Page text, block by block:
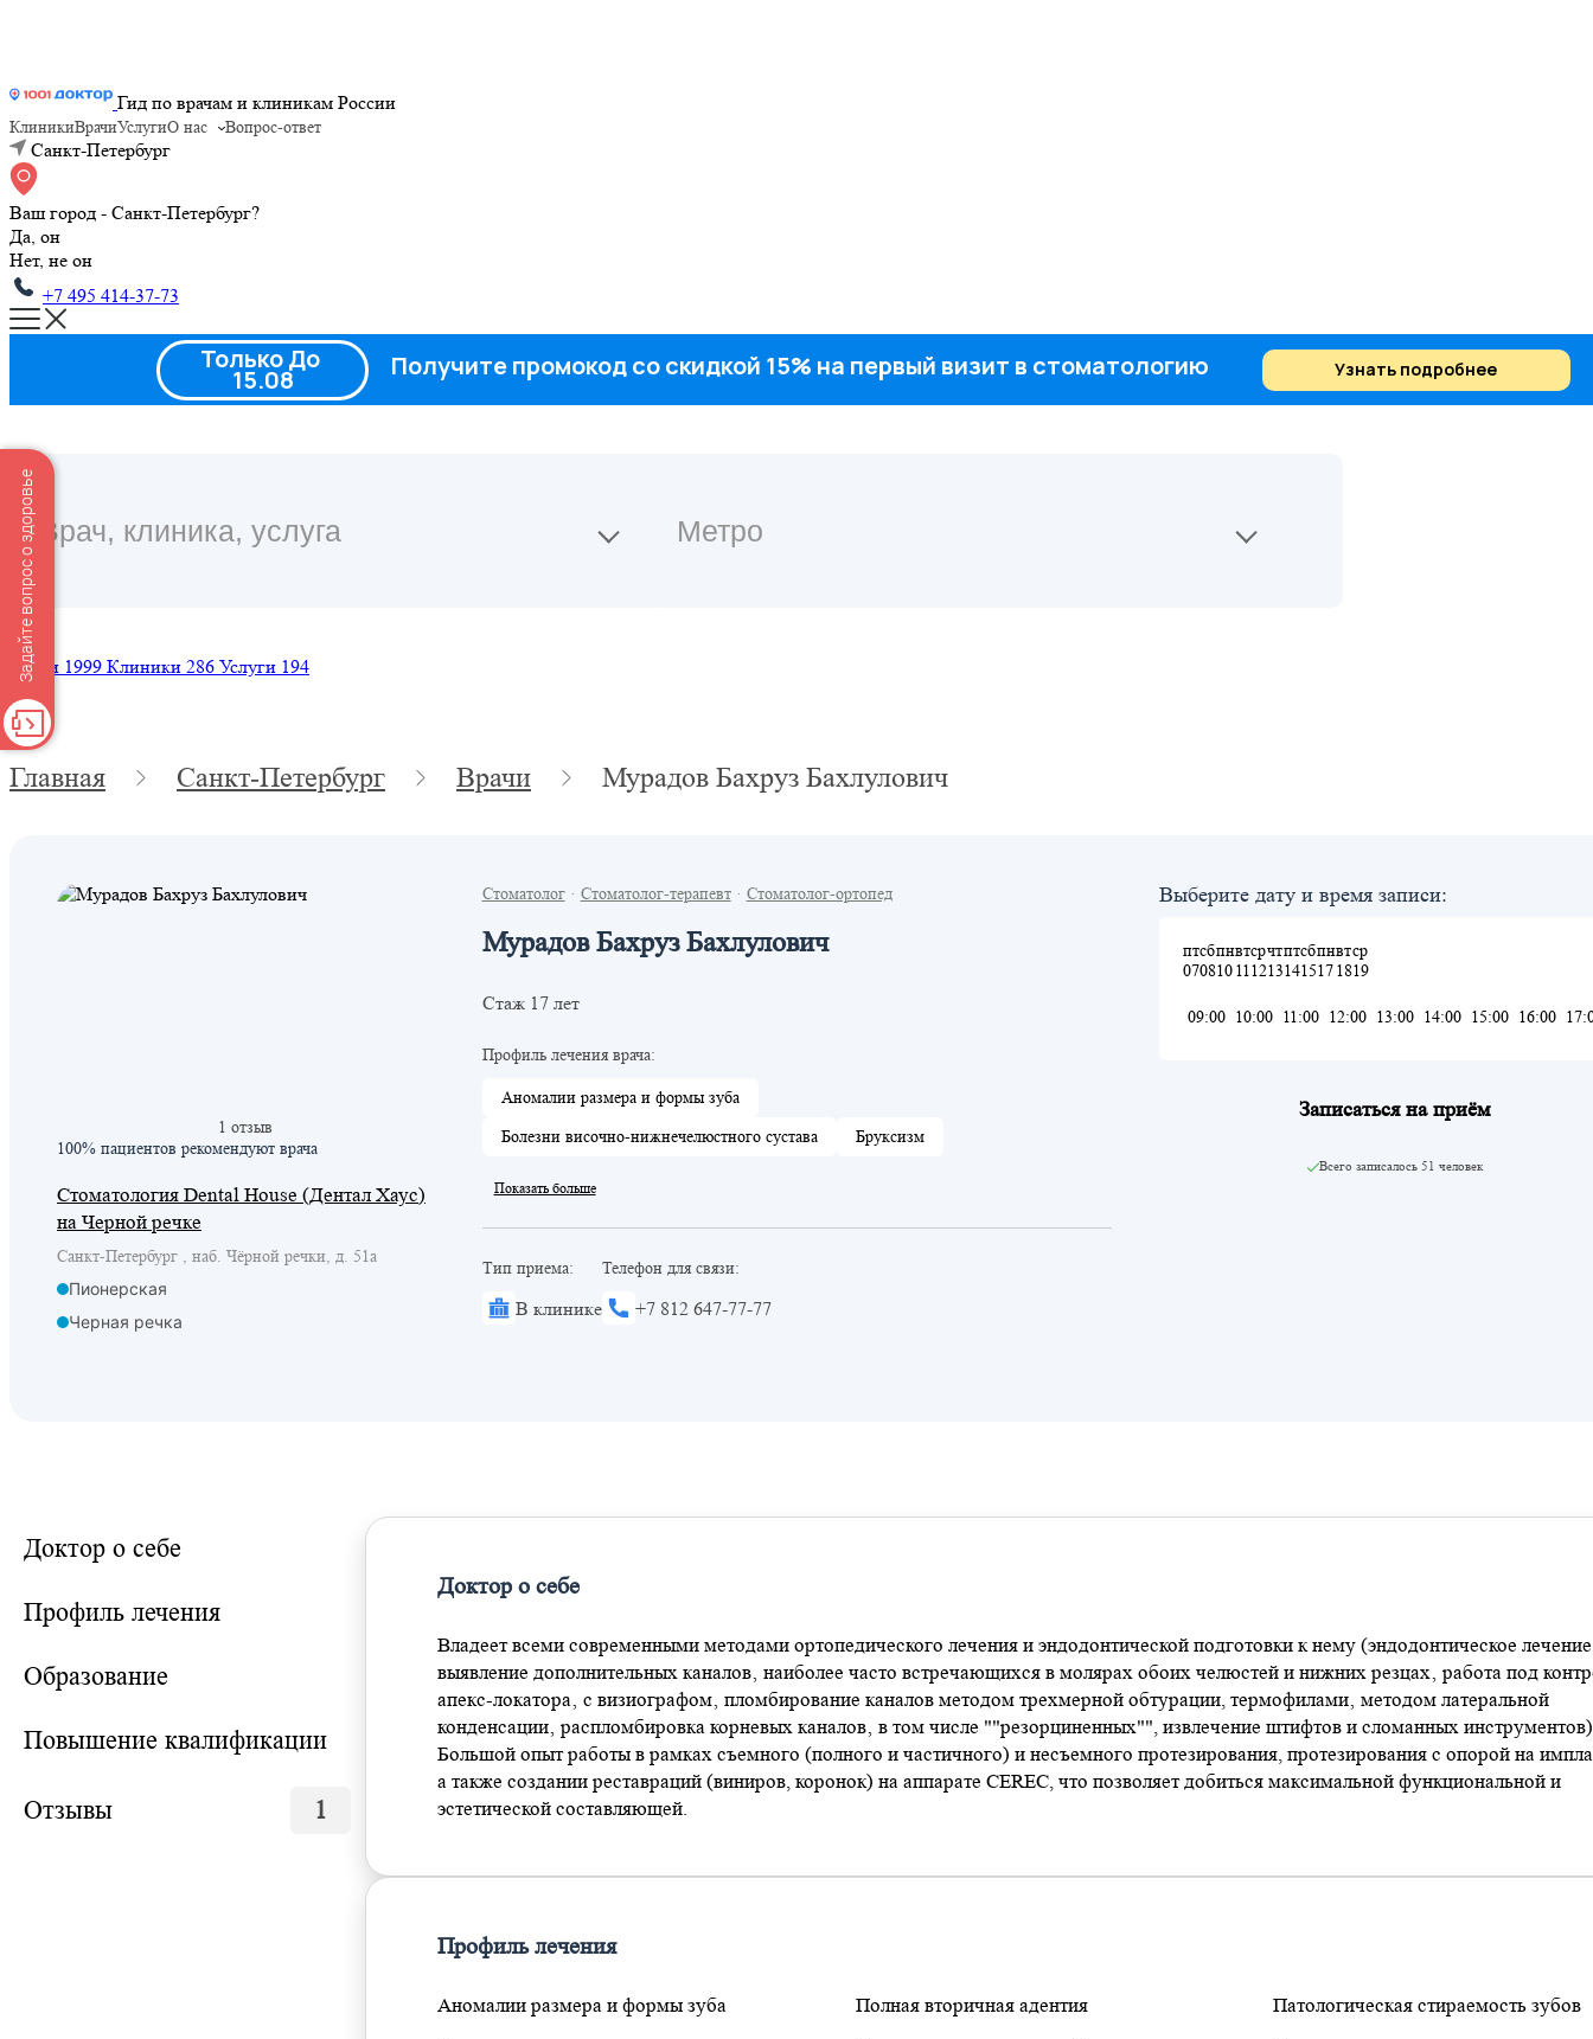
Гид по врачам и клиникам России
КлиникиВрачиУслугиО нас Вопрос-ответ
Санкт-Петербург
Ваш город - Санкт-Петербург?
Да, он
Нет, не он
+7 495 414-37-73
Врачи 1999 Клиники 286 Услуги 194
Главная Санкт-Петербург Врачи Мурадов Бахруз Бахлулович
1 отзыв
100% пациентов рекомендуют врача
Стоматология Dental House (Дентал Хаус)
на Черной речке
Санкт-Петербург , наб. Чёрной речки, д. 51а
Пионерская
Черная речка
Стоматолог· Стоматолог-терапевт· Стоматолог-ортопед
Мурадов Бахруз Бахлулович
Стаж 17 лет
Профиль лечения врача:
Аномалии размера и формы зуба
Болезни височно-нижнечелюстного сустава Бруксизм
Показать больше
Тип приема:
В клинике
Телефон для связи:
+7 812 647-77-77
Выберите дату и время записи:
пт
07
сб
08
пн
10
вт
11
ср
12
чт
13
пт
14
сб
15
пн
17
вт
18
ср
19
09:00 10:00 11:00 12:00 13:00 14:00 15:00 16:00
Записаться на приём
Всего записалось 51 человек
Доктор о себе
Профиль лечения
Образование
Повышение квалификации
Отзывы 1
Доктор о себе
Владеет всеми современными методами ортопедического лечения и эндодонтической подготовки к нему (эндодонтическое
выявление дополнительных каналов‚ наиболее часто встречающихся в молярах обоих челюстей и нижних резцах‚ работа под
апекс-локатора‚ с визиографом‚ пломбирование каналов методом трехмерной обтурации, термофилами‚ методом латеральной
конденсации‚ распломбировка корневых каналов‚ в том числе ""резорциненных"", извлечение штифтов и сломанных
Большой опыт работы в рамках съемного (полного и частичного) и несъемного протезирования, протезирования с опорой на
а также создании реставраций (виниров, коронок) на аппарате CEREC, что позволяет добиться максимальной функциональной и
эстетической составляющей.
Профиль лечения
Аномалии размера и формы зуба Полная вторичная адентия Патологическая стираемость зубов
Только До
15.08 Получите промокод со скидкой 15% на первый визит в стоматологию Узнать подробнее
Задайте вопрос о здоровье